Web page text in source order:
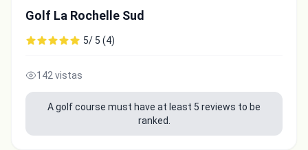
Golf La Rochelle Sud
5/ 5 (4)
142 vistas
A golf course must have at least 5 reviews to be
ranked.